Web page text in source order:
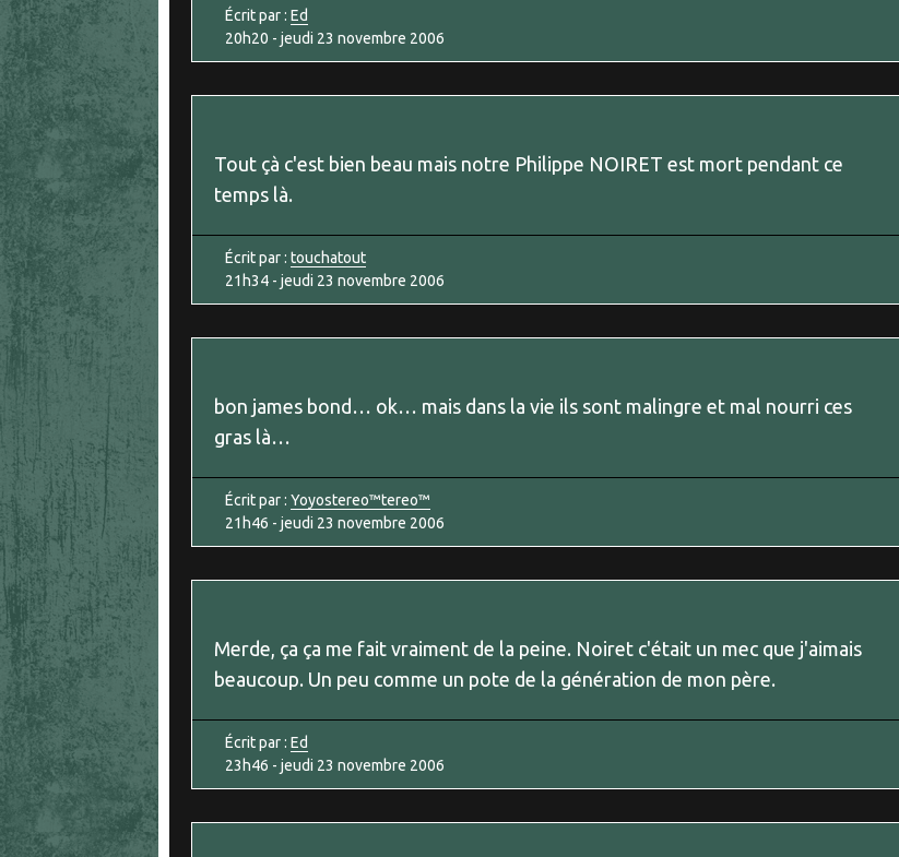
Écrit par : Ed
20h20 - jeudi 23 novembre 2006
Tout çà c'est bien beau mais notre Philippe NOIRET est mort pendant ce
temps là.
Écrit par : touchatout
21h34 - jeudi 23 novembre 2006
bon james bond… ok… mais dans la vie ils sont malingre et mal nourri ces
gras là…
Écrit par : Yoyostereo™tereo™
21h46 - jeudi 23 novembre 2006
Merde, ça ça me fait vraiment de la peine. Noiret c'était un mec que j'aimais
beaucoup. Un peu comme un pote de la génération de mon père.
Écrit par : Ed
23h46 - jeudi 23 novembre 2006